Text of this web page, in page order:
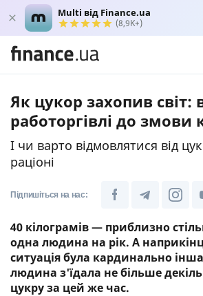
Multi від Finance.ua
(8,9K+)
Як цукор захопив світ:
работоргівлі до змови
І чи варто відмовлятися від
раціоні
Підпишіться на нас:
40 кілограмів — приблизно
одна людина на рік. А
ситуація була кардинально
людина з'їдала не більше
цукру за цей же час.